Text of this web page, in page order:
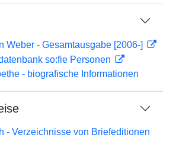
Weber - Gesamtausgabe [2006-]
so:fie Personen
- biografische Informationen
- Verzeichnisse von Briefeditionen